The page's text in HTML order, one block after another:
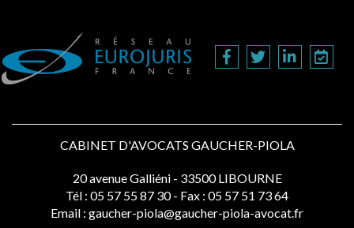
CABINET D'AVOCATS GAUCHER-PIOLA
20 avenue Galliéni - 33500 LIBOURNE
Tél : 05 57 55 87 30 - Fax : 05 57 51 73 64
Email : gaucher-piola@gaucher-piola-avocat.fr